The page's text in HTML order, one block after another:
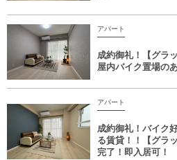
アパート
成約御礼！【グラ
屋内バイク置場の
アパート
成約御礼！バイク
る賃貸！！【グラ
完了！即入居可！